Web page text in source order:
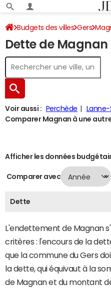
Budgets des villes Gers
Dette de Magnan
Voir aussi : Perchède
Comparer Magnan à une
Afficher les données
Comparer avec
Dette
L'endettement de Magnan
critères : l'encours de la
que la commune du Gers
la dette, qui équivaut à la
de Magnan et du montant